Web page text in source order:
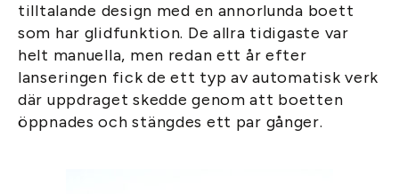
tilltalande design med en annorlunda boett
som har glidfunktion. De allra tidigaste var
helt manuella, men redan ett år efter
lanseringen fick de ett typ av automatisk verk
där uppdraget skedde genom att boetten
öppnades och stängdes ett par gånger.